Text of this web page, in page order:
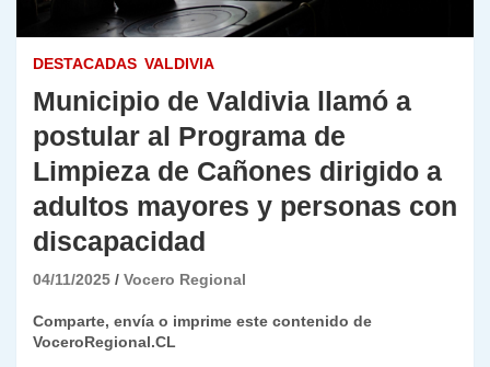
DESTACADAS VALDIVIA
Municipio de Valdivia llamó a
postular al Programa de
Limpieza de Cañones dirigido a
adultos mayores y personas con
discapacidad
04/11/2025 Vocero Regional
Comparte, envía o imprime este contenido de
VoceroRegional.CL